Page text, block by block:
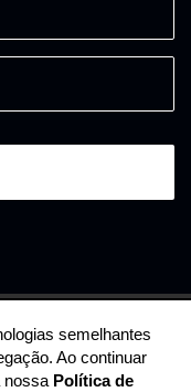
-19.108.443/0001-29 -
semelhantes
Ao continuar
nossa Política de